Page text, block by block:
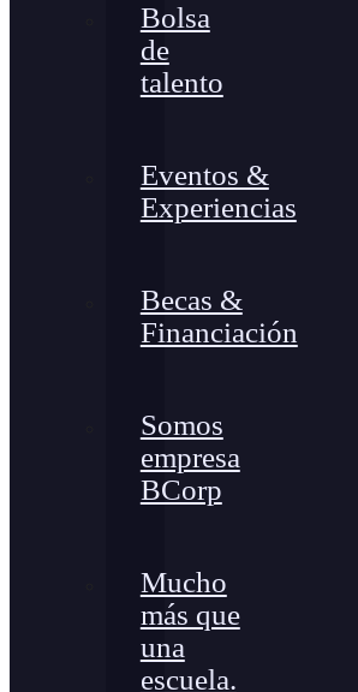
Bolsa
de
talento
Eventos &
Experiencias
Becas &
Financiación
Somos
empresa
BCorp
Mucho
más que
una
escuela.